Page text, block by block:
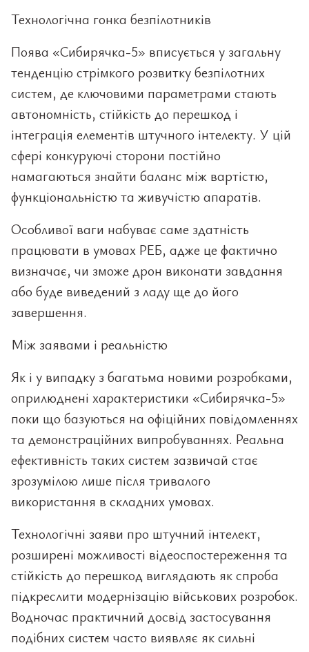
Технологічна гонка безпілотників
Поява «Сибирячка-5» вписується у загальну
тенденцію стрімкого розвитку безпілотних
систем, де ключовими параметрами стають
автономність, стійкість до перешкод і
інтеграція елементів штучного інтелекту. У цій
сфері конкуруючі сторони постійно
намагаються знайти баланс між вартістю,
функціональністю та живучістю апаратів.
Особливої ваги набуває саме здатність
працювати в умовах РЕБ, адже це фактично
визначає, чи зможе дрон виконати завдання
або буде виведений з ладу ще до його
завершення.
Між заявами і реальністю
Як і у випадку з багатьма новими розробками,
оприлюднені характеристики «Сибирячка-5»
поки що базуються на офіційних повідомленнях
та демонстраційних випробуваннях. Реальна
ефективність таких систем зазвичай стає
зрозумілою лише після тривалого
використання в складних умовах.
Технологічні заяви про штучний інтелект,
розширені можливості відеоспостереження та
стійкість до перешкод виглядають як спроба
підкреслити модернізацію військових розробок.
Водночас практичний досвід застосування
подібних систем часто виявляє як сильні